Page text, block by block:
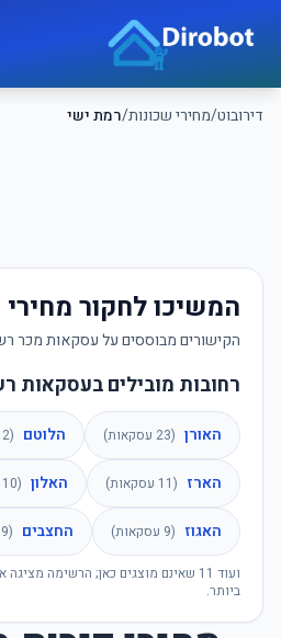
דירובוט/מחירי שכונות/רמת ישי
דירובוט
המשיכו לחקור מחירי
הקישורים מבוססים על עסקאות מכר
רחובות מובילים בעסקאות
האורן (
23 עסקאות) הלוטם (
הארז (
11 עסקאות) האלון (
10
האגוז (
9 עסקאות) החצבים (
9
ועוד 11 שאינם מוצגים כאן; הרשימה
ביותר.